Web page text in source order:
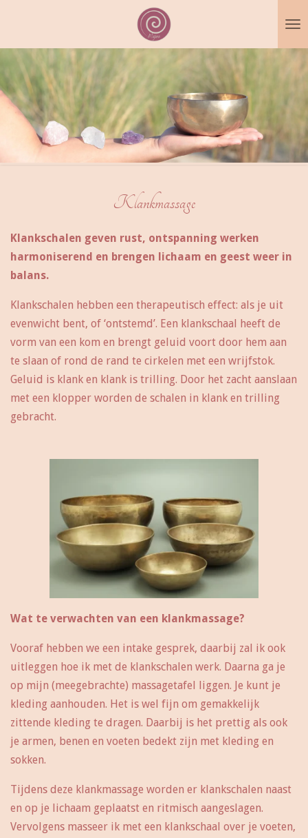
naar
hoofdinhoud
Klankmassage
Klankschalen geven rust, ontspanning werken
harmoniserend en brengen lichaam en geest weer in
balans.
Klankschalen hebben een therapeutisch effect: als je uit
evenwicht bent, of ‘ontstemd’. Een klankschaal heeft de
vorm van een kom en brengt geluid voort door hem aan
te slaan of rond de rand te cirkelen met een wrijfstok.
Geluid is klank en klank is trilling. Door het zacht aanslaan
met een klopper worden de schalen in klank en trilling
gebracht.
Wat te verwachten van een klankmassage?
Vooraf hebben we een intake gesprek, daarbij zal ik ook
uitleggen hoe ik met de klankschalen werk. Daarna ga je
op mijn (meegebrachte) massagetafel liggen. Je kunt je
kleding aanhouden. Het is wel fijn om gemakkelijk
zittende kleding te dragen. Daarbij is het prettig als ook
je armen, benen en voeten bedekt zijn met kleding en
sokken.
Tijdens deze klankmassage worden er klankschalen naast
en op je lichaam geplaatst en ritmisch aangeslagen.
Vervolgens masseer ik met een klankschaal over je voeten,